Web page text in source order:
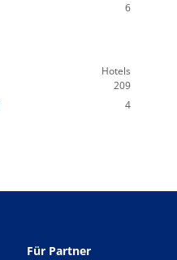
6
Hotels
209
4
Für Partner